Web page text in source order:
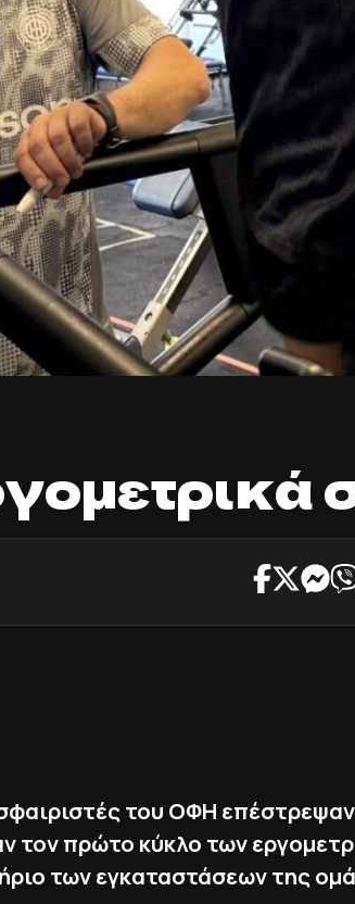
του ΟΦΗ
τον πρώτο κύκλο των
των εγκαταστάσεων της